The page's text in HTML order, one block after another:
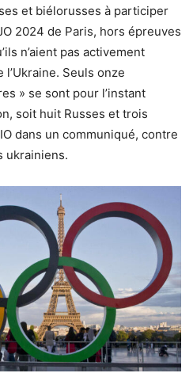
et biélorusses à participer
2024 de Paris, hors épreuves
n’aient pas activement
l’Ukraine. Seuls onze
» se sont pour l’instant
soit huit Russes et trois
dans un communiqué, contre
ukrainiens.